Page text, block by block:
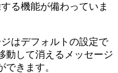
る機能が備わっていま
はデフォルトの設定で
動して消えるメッセージ
きます。